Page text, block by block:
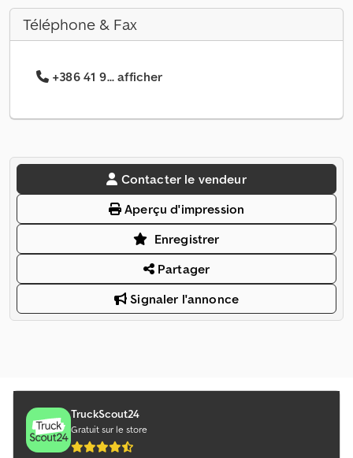
Téléphone & Fax
+386 41 9... afficher
Contacter le vendeur
Aperçu d'impression
Enregistrer
Partager
Signaler l'annonce
TruckScout24
Gratuit sur le store